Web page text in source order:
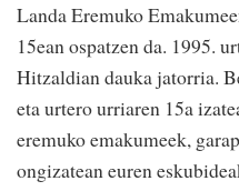
Landa Eremuko
15ean ospatzen da. 1995.
Hitzaldian dauka jatorria.
eta urtero urriaren 15a
eremuko emakumeek,
ongizatean euren